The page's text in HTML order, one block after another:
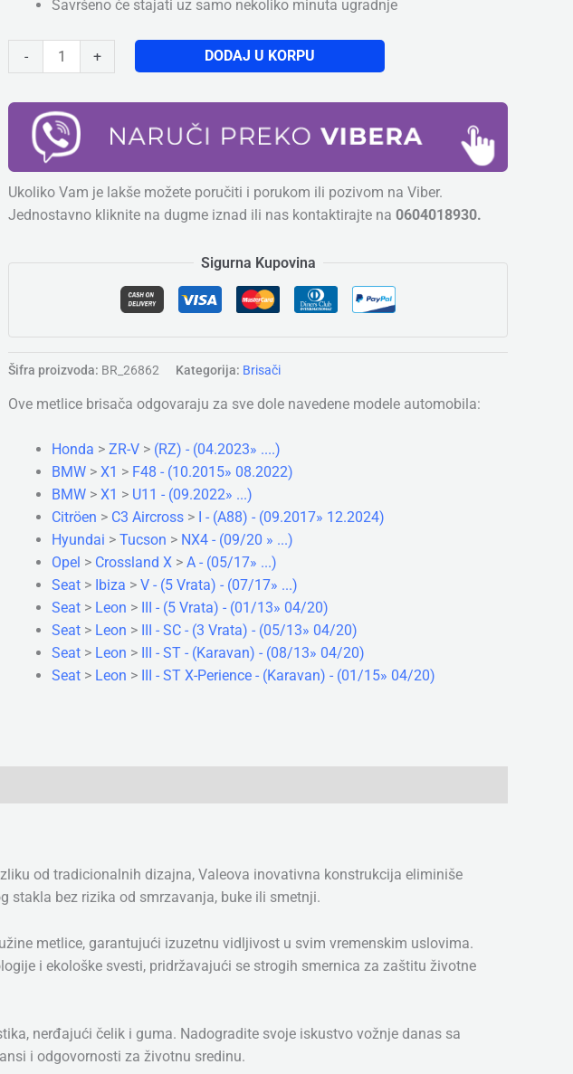
Savršeno će stajati uz samo nekoliko minuta ugradnje
-
&
+ DODAJ U KORPU
Ukoliko Vam je lakše možete poručiti i porukom ili pozivom na Viber.
Jednostavno kliknite na dugme iznad ili nas kontaktirajte na 0604018930.
Sigurna Kupovina
Šifra proizvoda: BR_26862 Kategorija: Brisači
Ove metlice brisača odgovaraju za sve dole navedene modele automobila:
Honda > ZR-V > (RZ) - (04.2023» ....)
BMW > X1 > F48 - (10.2015» 08.2022)
BMW > X1 > U11 - (09.2022» ...)
Citröen > C3 Aircross > I - (A88) - (09.2017» 12.2024)
Hyundai > Tucson > NX4 - (09/20 » ...)
Opel > Crossland X > A - (05/17» ...)
Seat > Ibiza > V - (5 Vrata) - (07/17» ...)
Seat > Leon > III - (5 Vrata) - (01/13» 04/20)
Seat > Leon > III - SC - (3 Vrata) - (05/13» 04/20)
Seat > Leon > III - ST - (Karavan) - (08/13» 04/20)
Seat > Leon > III - ST X-Perience - (Karavan) - (01/15» 04/20)
od tradicionalnih dizajna, Valeova inovativna konstrukcija eliminiše
stakla bez rizika od smrzavanja, buke ili smetnji.
metlice, garantujući izuzetnu vidljivost u svim vremenskim uslovima.
i ekološke svesti, pridržavajući se strogih smernica za zaštitu životne
nerđajući čelik i guma. Nadogradite svoje iskustvo vožnje danas sa
i odgovornosti za životnu sredinu.